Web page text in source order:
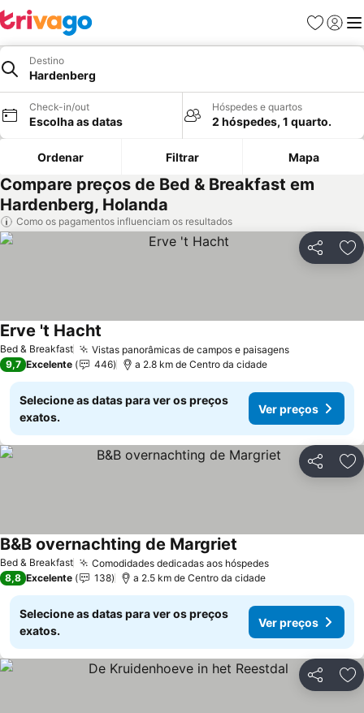
Favoritos
Iniciar
Destino
Hardenberg
Check-in/out
Escolha as datas
Hóspedes e quartos
2 hóspedes, 1 quarto.
Ordenar Filtrar Mapa
Compare preços de Bed & Breakfast em
Hardenberg, Holanda
Como os pagamentos influenciam os resultados
Partilhar
Bed & Breakfast Vistas panorâmicas de campos e paisagens
Erve 't Hacht
9,7 Excelente 446 a 2.8 km de Centro da cidade
Selecione as datas para ver os preços
exatos.
Ver preços
Partilhar
Bed & Breakfast Comodidades dedicadas aos hóspedes
B&B overnachting de Margriet
8,8 Excelente 138 a 2.5 km de Centro da cidade
Selecione as datas para ver os preços
exatos.
Ver preços
Partilhar